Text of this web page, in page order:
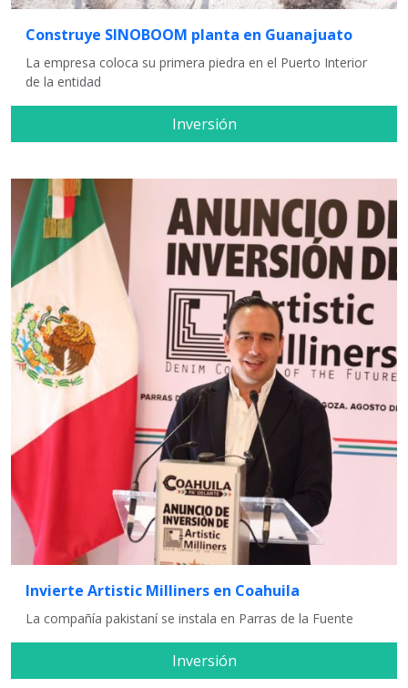
Construye SINOBOOM planta en Guanajuato
La empresa coloca su primera piedra en el Puerto Interior
de la entidad
Inversión
Invierte Artistic Milliners en Coahuila
La compañía pakistaní se instala en Parras de la Fuente
Inversión